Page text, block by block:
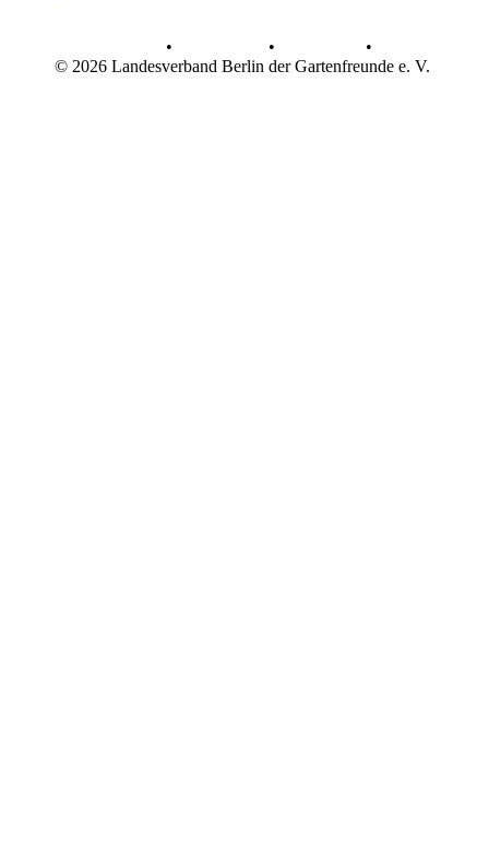
• •
•
© 2026 Landesverband Berlin der Gartenfreunde e. V.